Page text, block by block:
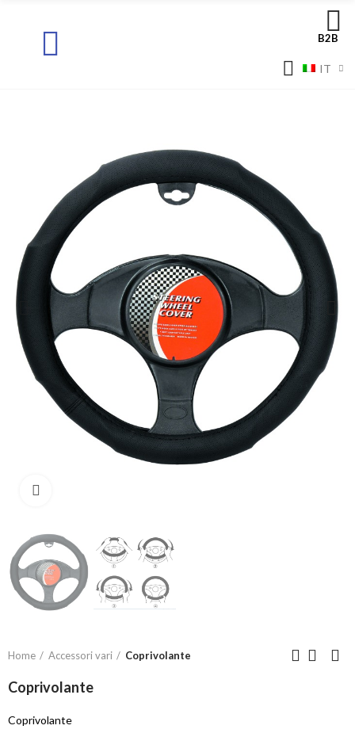
B2B
IT
Home Accessori vari Coprivolante
Coprivolante
Coprivolante